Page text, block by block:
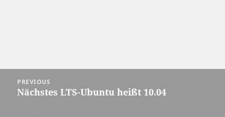
navigation
PREVIOUS
Previous
Nächstes LTS-Ubuntu heißt 10.04